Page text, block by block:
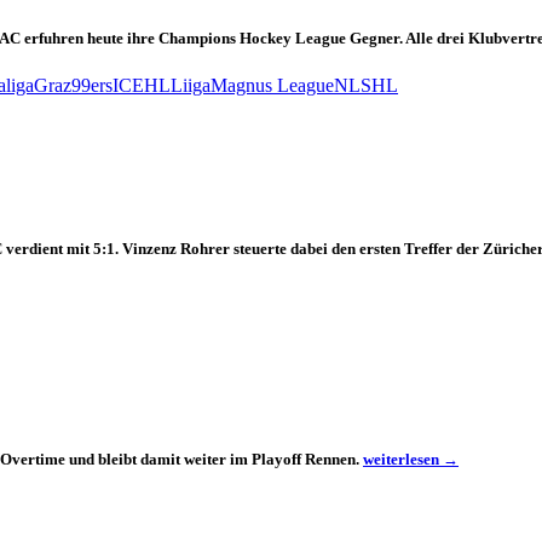
erfuhren heute ihre Champions Hockey League Gegner. Alle drei
Graz99ersICEHLLiigaMagnus LeagueNLSHL
mit 5:1. Vinzenz Rohrer steuerte dabei den ersten Treffer der
und bleibt damit weiter im Playoff Rennen. Der
weiterlesen →